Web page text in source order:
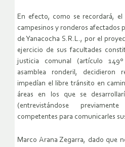
En efecto, como se recordará,
campesinos y ronderos afectados
de Yanacocha S.R.L., por el
ejercicio de sus facultades
justicia comunal (artículo
asamblea ronderil, decidieron
impedían el libre tránsito en
áreas en los que se
(entrevistándose
competentes para comunicarles
Marco Arana Zegarra, dado que